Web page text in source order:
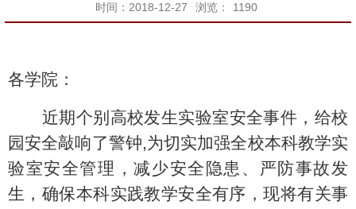
时间：2018-12-27 浏览： 1190
各学院：
近期个别高校发生实验室安全事件，给校
园安全敲响了警钟,为切实加强全校本科教学实
验室安全管理，减少安全隐患、严防事故发
生，确保本科实践教学安全有序，现将有关事